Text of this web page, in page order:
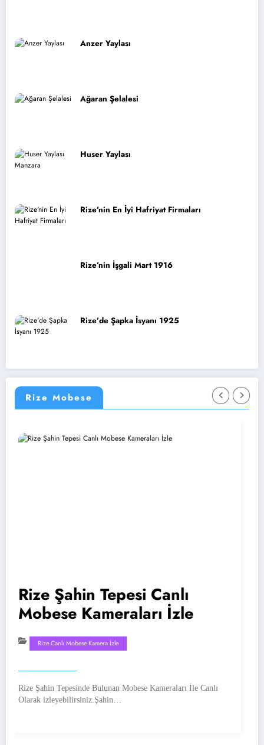
Anzer Yaylası
Ağaran Şelalesi
Huser Yaylası
Rize’nin En İyi Hafriyat Firmaları
Rize’nin İşgali Mart 1916
Rize’de Şapka İsyanı 1925
Rize Mobese
Şahin Tepesi Canlı
Kameraları İzle
Rize Canlı Mobese Kamera İzle
Şahin Tepesinde Bulunan Mobese Kameraları İle Canlı
izleyebilirsiniz.Şahin…